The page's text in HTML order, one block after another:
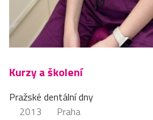
Kurzy a školení
Pražské dentální dny
2013
Praha